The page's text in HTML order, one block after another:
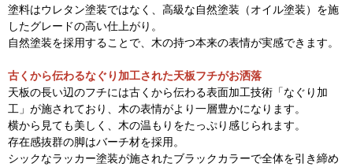
塗料はウレタン塗装ではなく、高級な自然塗装（オイル塗装）を施
したグレードの高い仕上がり。
自然塗装を採用することで、木の持つ本来の表情が実感できます。
古くから伝わるなぐり加工された天板フチがお洒落
天板の長い辺のフチには古くから伝わる表面加工技術「なぐり加
工」が施されており、木の表情がより一層豊かになります。
横から見ても美しく、木の温もりをたっぷり感じられます。
存在感抜群の脚はバーチ材を採用。
シックなラッカー塗装が施されたブラックカラーで全体を引き締め